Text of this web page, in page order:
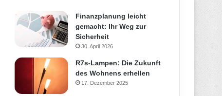
Finanzplanung leicht
gemacht: Ihr Weg zur
Sicherheit
30. April 2026
R7s-Lampen: Die Zukunft
des Wohnens erhellen
17. Dezember 2025